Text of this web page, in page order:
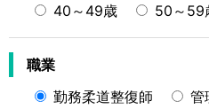
40～49歳
50～59
職業
勤務柔道整復師
管